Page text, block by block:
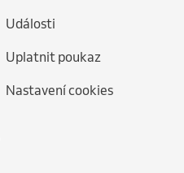
Události
Uplatnit poukaz
Nastavení cookies